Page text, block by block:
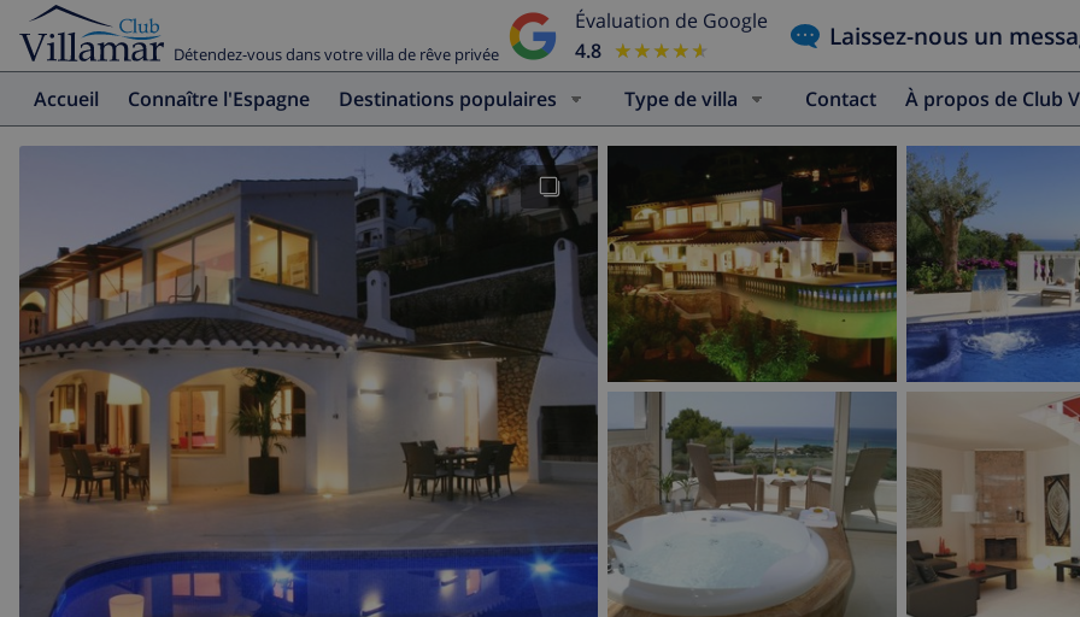
Détendez-vous dans votre villa de rêve privée
Évaluation de Google
4.8 ★★★★★
★★★★★ Laissez-nous un
Accueil Connaître l'Espagne Destinations populaires Type de villa Contact À propos de Club